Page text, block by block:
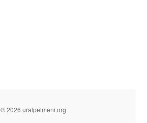
© 2026 uralpelmeni.org